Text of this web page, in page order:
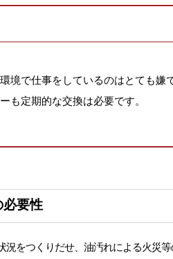
境で仕事をしているのはとても
も定期的な交換は必要です。
必要性
をつくりだせ、油汚れによる火災